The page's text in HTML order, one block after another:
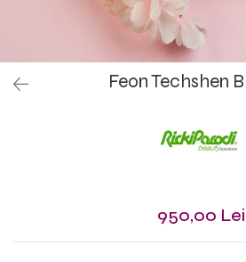
Feon Techshen
950,00 Lei